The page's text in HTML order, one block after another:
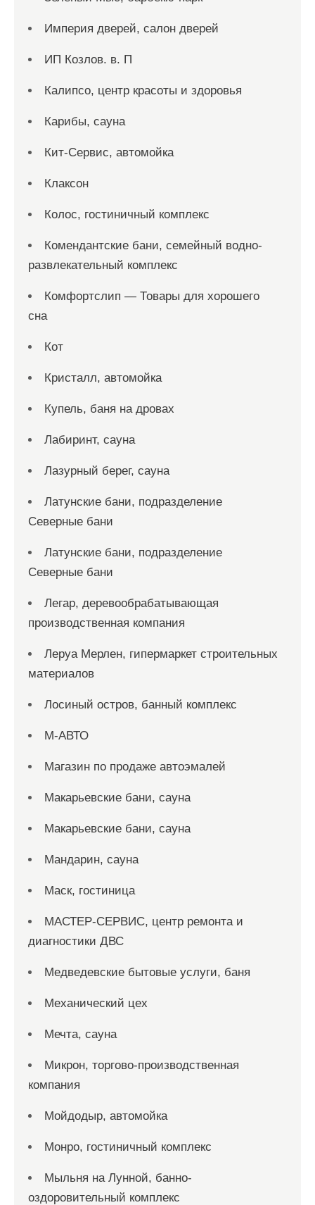
Империя дверей, салон дверей
ИП Козлов. в. П
Калипсо, центр красоты и здоровья
Карибы, сауна
Кит-Сервис, автомойка
Клаксон
Колос, гостиничный комплекс
Комендантские бани, семейный водно-
развлекательный комплекс
Комфортслип — Товары для хорошего
сна
Кот
Кристалл, автомойка
Купель, баня на дровах
Лабиринт, сауна
Лазурный берег, сауна
Латунские бани, подразделение
Северные бани
Латунские бани, подразделение
Северные бани
Легар, деревообрабатывающая
производственная компания
Леруа Мерлен, гипермаркет строительных
материалов
Лосиный остров, банный комплекс
М-АВТО
Магазин по продаже автоэмалей
Макарьевские бани, сауна
Макарьевские бани, сауна
Мандарин, сауна
Маск, гостиница
МАСТЕР-СЕРВИС, центр ремонта и
диагностики ДВС
Медведевские бытовые услуги, баня
Механический цех
Мечта, сауна
Микрон, торгово-производственная
компания
Мойдодыр, автомойка
Монро, гостиничный комплекс
Мыльня на Лунной, банно-
оздоровительный комплекс